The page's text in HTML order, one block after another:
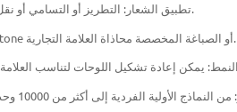
تطبيق الشعار: التطريز أو التسامي أو نقل الحرارة المتكامل مع لوحات الربط.
مطابقة الألوان: تضمن الصباغة Pantone أو الصباغة المخصصة محاذاة العلامة التجارية.